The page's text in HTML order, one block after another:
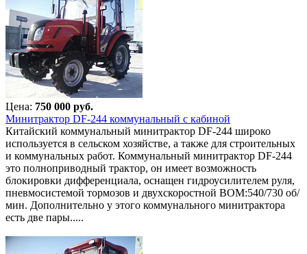
Цена: 750 000 руб.
Минитрактор DF-244 коммунальный с кабиной
Китайский коммунальный минитрактор DF-244 широко
используется в сельском хозяйстве, а также для строительных
и коммунальных работ. Коммунальный минитрактор DF-244
это полноприводный трактор, он имеет возможность
блокировки дифференциала, оснащен гидроусилителем руля,
пневмосистемой тормозов и двухскоростной ВОМ:540/730 об/
мин. Дополнительно у этого коммунального минитрактора
есть две пары.....